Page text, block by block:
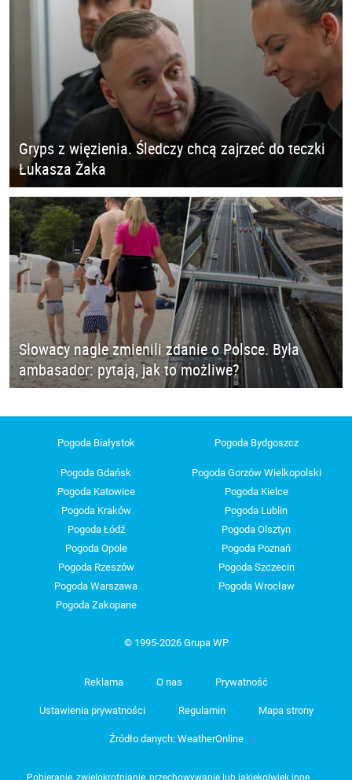
Gryps z więzienia. Śledczy chcą zajrzeć do teczki
Łukasza Żaka
Słowacy nagle zmienili zdanie o Polsce. Była
ambasador: pytają, jak to możliwe?
Pogoda Białystok Pogoda Bydgoszcz
Pogoda Gdańsk
Pogoda Gorzów Wielkopolski
Pogoda Katowice
Pogoda Kielce
Pogoda Kraków
Pogoda Lublin
Pogoda Łódź
Pogoda Olsztyn
Pogoda Opole
Pogoda Poznań
Pogoda Rzeszów
Pogoda Szczecin
Pogoda Warszawa
Pogoda Wrocław
Pogoda Zakopane
© 1995-2026 Grupa WP
Reklama O nas Prywatność
Ustawienia prywatności Regulamin Mapa strony
Źródło danych: WeatherOnline
Pobieranie, zwielokrotnianie, przechowywanie lub jakiekolwiek inne